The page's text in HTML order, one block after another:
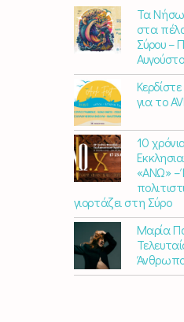
Τα
στα
Σύρου –
για το
10
«ΑΝΩ» –
γιορτάζει στη Σύρο​
Μαρία